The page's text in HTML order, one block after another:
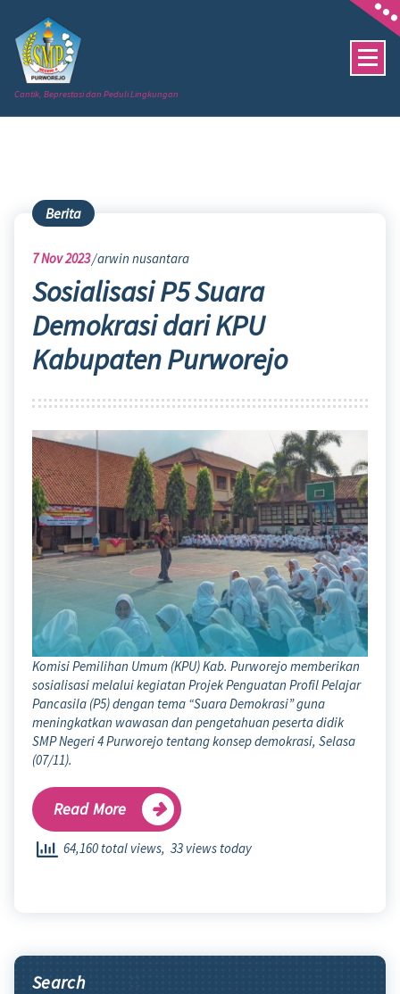
content
Cantik, Beprestasi dan Peduli Lingkungan
Berita
7Nov 2023 arwin nusantara
Sosialisasi P5 Suara
Demokrasi dari KPU
Kabupaten Purworejo
Komisi Pemilihan Umum (KPU) Kab. Purworejo memberikan
sosialisasi melalui kegiatan Projek Penguatan Profil Pelajar
Pancasila (P5) dengan tema “Suara Demokrasi” guna
meningkatkan wawasan dan pengetahuan peserta didik
SMP Negeri 4 Purworejo tentang konsep demokrasi, Selasa
(07/11).
Read More
64,160 total views, 33 views today
Search